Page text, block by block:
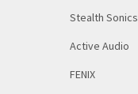
Stealth Sonics
Active Audio
FENIX